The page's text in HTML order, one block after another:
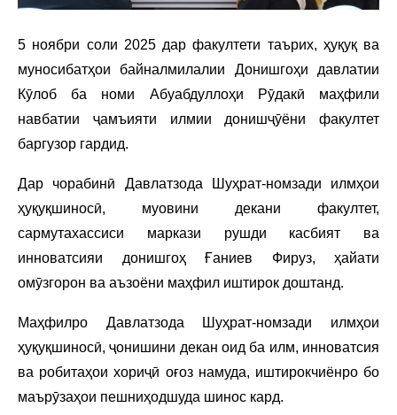
5 ноябри соли 2025 дар факултети таърих, ҳуқуқ ва
муносибатҳои байналмилалии Донишгоҳи давлатии
Кӯлоб ба номи Абуабдуллоҳи Рӯдакӣ маҳфили
навбатии ҷамъияти илмии донишҷӯёни факултет
баргузор гардид.
Дар чорабинӣ Давлатзода Шуҳрат-номзади илмҳои
ҳуқуқшиносӣ, муовини декани факултет,
сармутахассиси маркази рушди касбият ва
инноватсияи донишгоҳ Ғаниев Фируз, ҳайати
омӯзгорон ва аъзоёни маҳфил иштирок доштанд.
Маҳфилро Давлатзода Шуҳрат-номзади илмҳои
ҳуқуқшиносӣ, ҷонишини декан оид ба илм, инноватсия
ва робитаҳои хориҷӣ оғоз намуда, иштирокчиёнро бо
маърӯзаҳои пешниҳодшуда шинос кард.